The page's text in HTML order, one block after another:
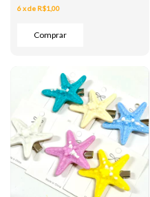
6xde R$1,00